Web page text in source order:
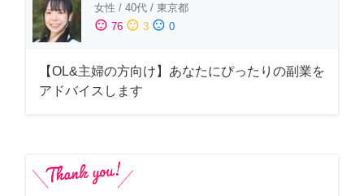
女性 / 40代 / 東京都
sentiment_satisfied 76 sentiment_neutral 3 sentiment_dissatisfied 0
【OL&主婦の方向け】あなたにぴったりの副業を
アドバイスします